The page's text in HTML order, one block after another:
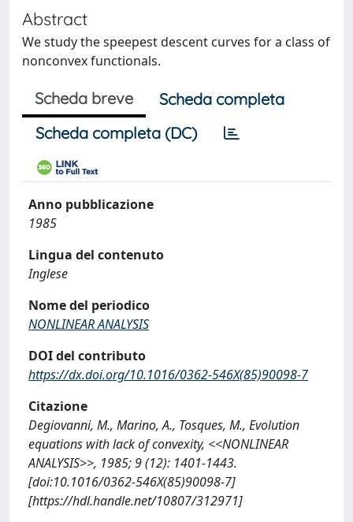
Abstract
We study the speepest descent curves for a class of
nonconvex functionals.
Scheda breve
Scheda completa
Scheda completa (DC)
Anno pubblicazione
1985
Lingua del contenuto
Inglese
Nome del periodico
NONLINEAR ANALYSIS
DOI del contributo
https://dx.doi.org/10.1016/0362-546X(85)90098-7
Citazione
Degiovanni, M., Marino, A., Tosques, M., Evolution
equations with lack of convexity, <<NONLINEAR
ANALYSIS>>, 1985; 9 (12): 1401-1443.
[doi:10.1016/0362-546X(85)90098-7]
[https://hdl.handle.net/10807/312971]